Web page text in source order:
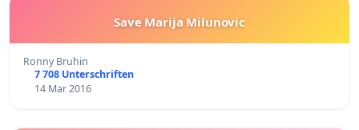
Save Marija Milunovic
Ronny Bruhin
7 708 Unterschriften
14 Mar 2016